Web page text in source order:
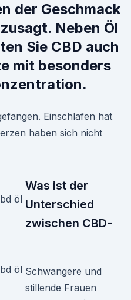
der Geschmack
Neben Öl
Sie CBD auch
mit besonders
Einschlafen hat
haben sich nicht
Was ist der
Unterschied
zwischen CBD-
Schwangere und
stillende Frauen